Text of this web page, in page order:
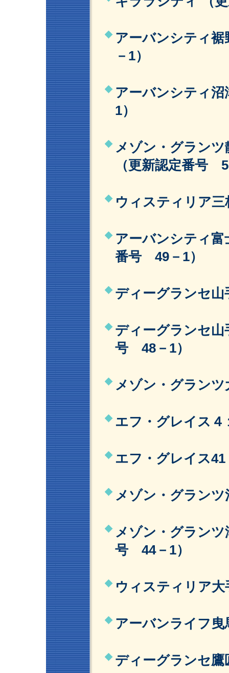
アーバンシティ
－1）
アーバンシティ
1）
メゾン・グラン
（更新認定番号
ウィスティリア
アーバンシティ
番号 49－1）
ディーグランセ
ディーグランセ山
号 48－1）
メゾン・グラン
エフ・グレイス
エフ・グレイス
メゾン・グラン
メゾン・グラン
号 44－1）
ウィスティリア
アーバンライフ
ディーグランセ